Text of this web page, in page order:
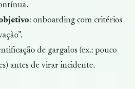
: onboarding com critérios
de gargalos (ex.: pouco
antes de virar incidente.